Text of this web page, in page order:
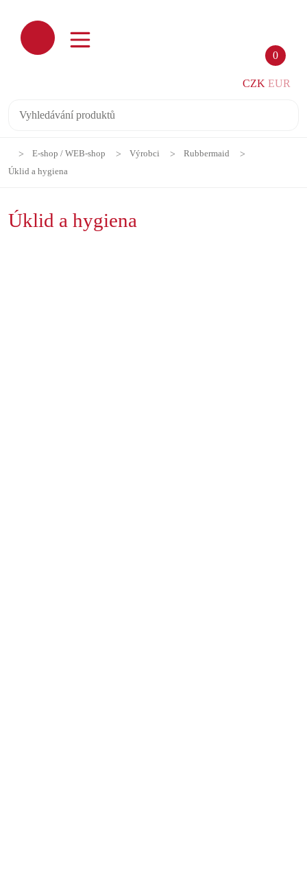
0
CZK EUR
E-shop / WEB-shop Výrobci
Rubbermaid
Úklid a hygiena
Úklid a hygiena